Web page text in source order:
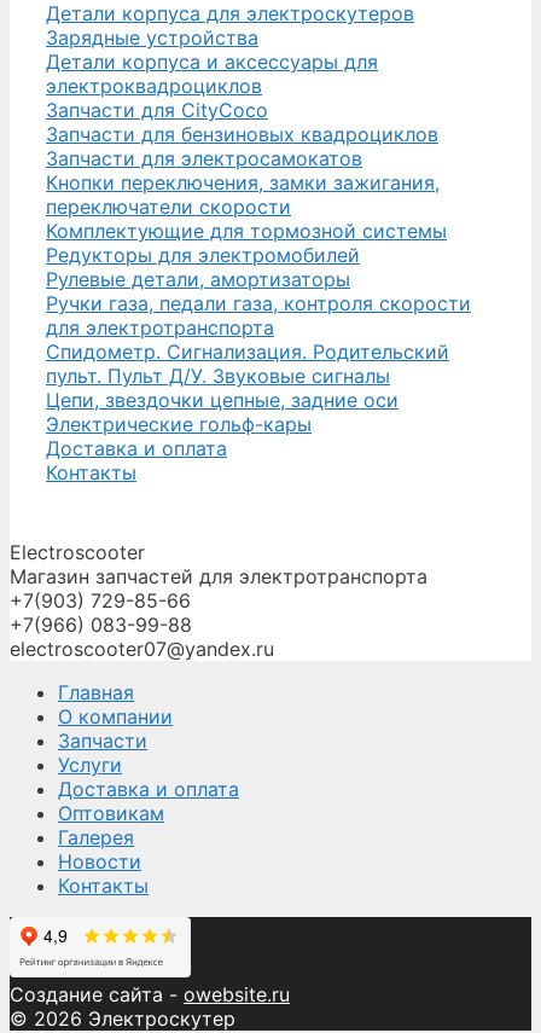
Детали корпуса для электроскутеров
Зарядные устройства
Детали корпуса и аксессуары для
электроквадроциклов
Запчасти для CityCoco
Запчасти для бензиновых квадроциклов
Запчасти для электросамокатов
Кнопки переключения, замки зажигания,
переключатели скорости
Комплектующие для тормозной системы
Редукторы для электромобилей
Рулевые детали, амортизаторы
Ручки газа, педали газа, контроля скорости
для электротранспорта
Спидометр. Сигнализация. Родительский
пульт. Пульт Д/У. Звуковые сигналы
Цепи, звездочки цепные, задние оси
Электрические гольф-кары
Доставка и оплата
Контакты
Electroscooter
Магазин запчастей для электротранспорта
+7(903) 729-85-66
+7(966) 083-99-88
electroscooter07@yandex.ru
Главная
О компании
Запчасти
Услуги
Доставка и оплата
Оптовикам
Галерея
Новости
Контакты
Создание сайта - owebsite.ru
© 2026 Электроскутер